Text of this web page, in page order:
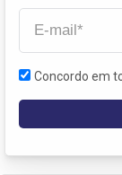
Concordo em